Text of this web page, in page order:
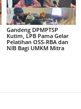
Gandeng DPMPTSP
Kutim, LPB Pama Gelar
Pelatihan OSS-RBA dan
NIB Bagi UMKM Mitra